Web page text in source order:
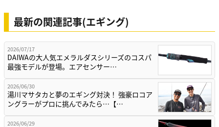
最新の関連記事(エギング)
2026/07/17
DAIWAの大人気エメラルダスシリーズのコスパ
最強モデルが登場。エアセンサー…
2026/06/30
湯川マサタカと夢のエギング対決！ 強豪ロコア
ングラーがプロに挑んでみたら…【…
2026/06/29